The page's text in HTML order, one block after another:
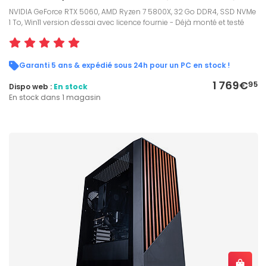
NVIDIA GeForce RTX 5060, AMD Ryzen 7 5800X, 32 Go DDR4, SSD NVMe
1 To, Win11 version d'essai avec licence fournie - Déjà monté et testé
Garanti 5 ans & expédié sous 24h pour un PC en stock !
1 769€95
Dispo web : En stock
En stock dans 1 magasin